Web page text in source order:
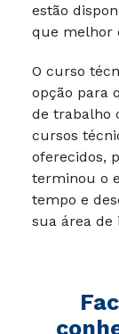
estão
que melhor
O curso
opção para
de trabalho
cursos
oferecidos,
terminou o
tempo e
sua área de